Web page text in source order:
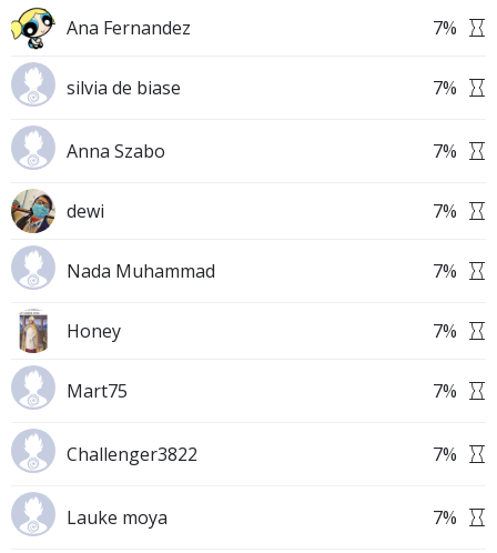
Ana Fernandez 7%
silvia de biase 7%
Anna Szabo 7%
dewi 7%
Nada Muhammad 7%
Honey 7%
Mart75 7%
Challenger3822 7%
Lauke moya 7%